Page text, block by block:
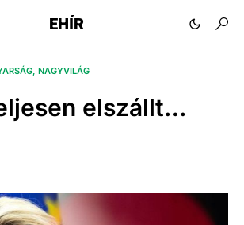
EHÍR
NAGYVILÁG
elszállt…